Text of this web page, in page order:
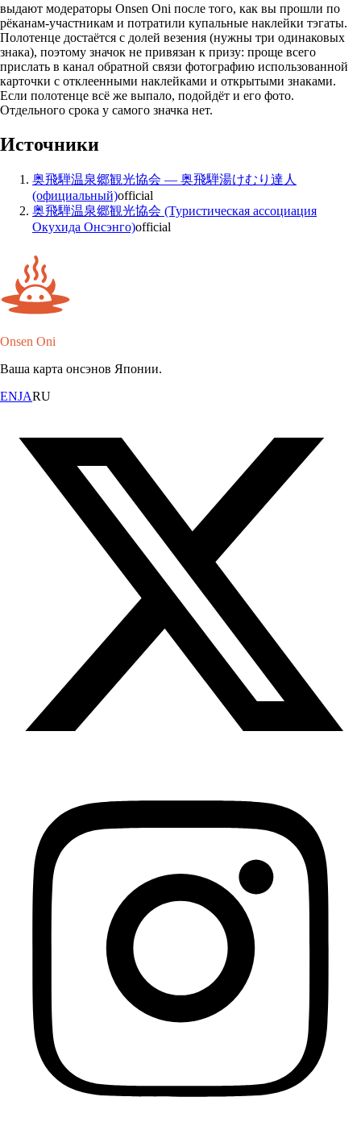
выдают модераторы Onsen Oni после того, как вы прошли по
рёканам-участникам и потратили купальные наклейки тэгаты.
Полотенце достаётся с долей везения (нужны три одинаковых
знака), поэтому значок не привязан к призу: проще всего
прислать в канал обратной связи фотографию использованной
карточки с отклеенными наклейками и открытыми знаками.
Если полотенце всё же выпало, подойдёт и его фото.
Отдельного срока у самого значка нет.
Источники
奥飛騨温泉郷観光協会 — 奥飛騨湯けむり達人
(официальный)official
奥飛騨温泉郷観光協会 (Туристическая ассоциация
Окухида Онсэнго)official
Onsen Oni
Ваша карта онсэнов Японии.
ENJARU